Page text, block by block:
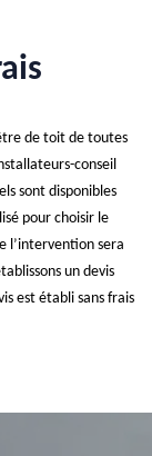
de toit de toutes
conseil
sont disponibles
pour choisir le
l’intervention sera
un devis
est établi sans frais